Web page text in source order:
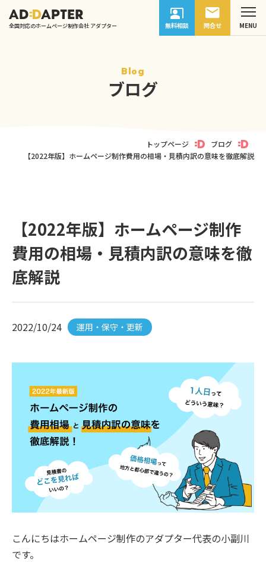
全国対応のホームページ制作会社 アダプター 無料相談 問合せ
Blog
ブログ
トップページ
ブログ
【2022年版】ホームページ制作費用の相場・見積内訳の意味を徹底解説
【2022年版】ホームページ制作
費用の相場・見積内訳の意味を徹
底解説
2022/10/24 運用・保守・更新
こんにちはホームページ制作のアダプター代表の小副川
です。